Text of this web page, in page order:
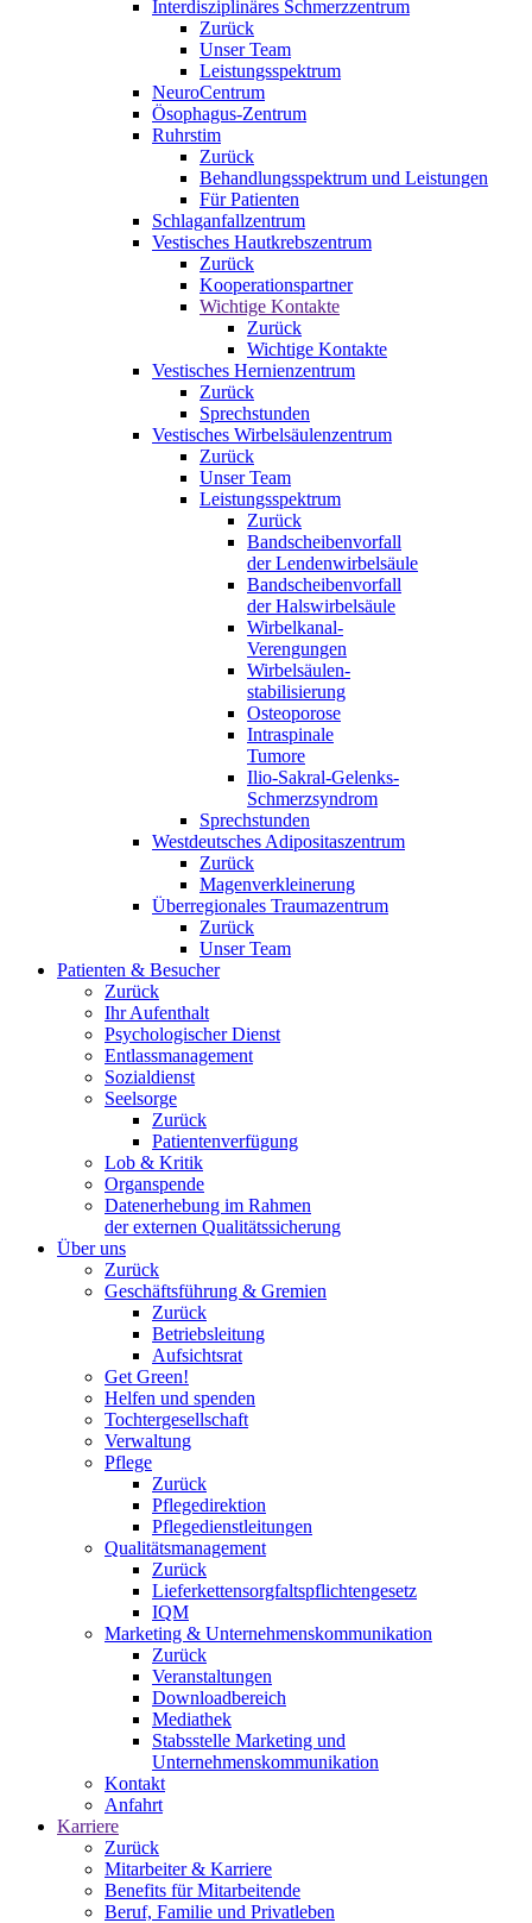
Interdisziplinäres Schmerzzentrum
Zurück
Unser Team
Leistungsspektrum
NeuroCentrum
Ösophagus-Zentrum
Ruhrstim
Zurück
Behandlungsspektrum und Leistungen
Für Patienten
Schlaganfallzentrum
Vestisches Hautkrebszentrum
Zurück
Kooperationspartner
Wichtige Kontakte
Zurück
Wichtige Kontakte
Vestisches Hernienzentrum
Zurück
Sprechstunden
Vestisches Wirbelsäulenzentrum
Zurück
Unser Team
Leistungsspektrum
Zurück
Bandscheibenvorfall
der Lendenwirbelsäule
Bandscheibenvorfall
der Halswirbelsäule
Wirbelkanal-
Verengungen
Wirbelsäulen-
stabilisierung
Osteoporose
Intraspinale
Tumore
Ilio-Sakral-Gelenks-
Schmerzsyndrom
Sprechstunden
Westdeutsches Adipositaszentrum
Zurück
Magenverkleinerung
Überregionales Traumazentrum
Zurück
Unser Team
Patienten & Besucher
Zurück
Ihr Aufenthalt
Psychologischer Dienst
Entlassmanagement
Sozialdienst
Seelsorge
Zurück
Patientenverfügung
Lob & Kritik
Organspende
Datenerhebung im Rahmen
der externen Qualitätssicherung
Über uns
Zurück
Geschäftsführung & Gremien
Zurück
Betriebsleitung
Aufsichtsrat
Get Green!
Helfen und spenden
Tochtergesellschaft
Verwaltung
Pflege
Zurück
Pflegedirektion
Pflegedienstleitungen
Qualitätsmanagement
Zurück
Lieferkettensorgfaltspflichtengesetz
IQM
Marketing & Unternehmenskommunikation
Zurück
Veranstaltungen
Downloadbereich
Mediathek
Stabsstelle Marketing und
Unternehmenskommunikation
Kontakt
Anfahrt
Karriere
Zurück
Mitarbeiter & Karriere
Benefits für Mitarbeitende
Beruf, Familie und Privatleben